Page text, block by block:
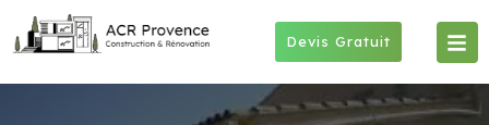
Devis Gratuit